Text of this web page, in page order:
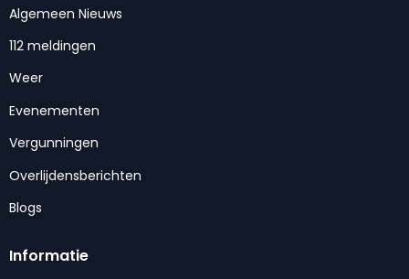
Algemeen Nieuws
112 meldingen
Weer
Evenementen
Vergunningen
Overlijdensberichten
Blogs
Informatie